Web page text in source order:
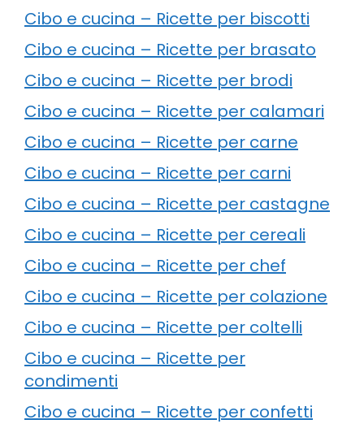
Cibo e cucina – Ricette per biscotti
Cibo e cucina – Ricette per brasato
Cibo e cucina – Ricette per brodi
Cibo e cucina – Ricette per calamari
Cibo e cucina – Ricette per carne
Cibo e cucina – Ricette per carni
Cibo e cucina – Ricette per castagne
Cibo e cucina – Ricette per cereali
Cibo e cucina – Ricette per chef
Cibo e cucina – Ricette per colazione
Cibo e cucina – Ricette per coltelli
Cibo e cucina – Ricette per
condimenti
Cibo e cucina – Ricette per confetti